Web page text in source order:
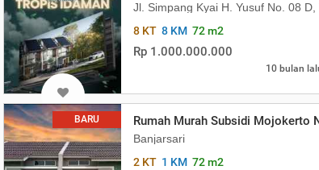
Kec Lowokwaru, Kota Malang, Jawa Timur
Jl. Simpang Kyai H. Yusuf No. 08
8 KT 8 KM 72 m2
Rp 1.000.000.000
10 bulan
Model Scandinavian Mojokert
BARU Rumah Murah Subsidi Mojokerto
Banjarsari
2 KT 1 KM 72 m2